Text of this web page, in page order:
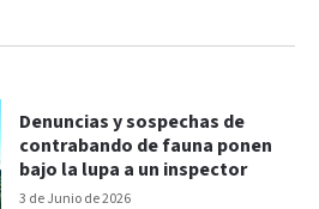
3 de Junio de 2026
Denuncias y sospechas de
contrabando de fauna ponen
bajo la lupa a un inspector